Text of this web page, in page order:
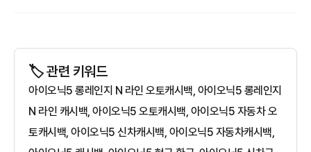
🏷️ 관련 키워드
아이오닉5 롱레인지 N 라인 오토캐시백, 아이오닉5 롱레인지
N 라인 캐시백, 아이오닉5 오토캐시백, 아이오닉5 자동차 오
토캐시백, 아이오닉5 신차캐시백, 아이오닉5 자동차캐시백,